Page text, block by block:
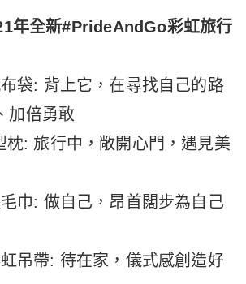
年全新#PrideAndGo彩虹旅行
袋: 背上它，在尋找自己的路
加倍勇敢
枕: 旅行中，敞開心門，遇見美
巾: 做自己，昂首闊步為自己
吊帶: 待在家，儀式感創造好